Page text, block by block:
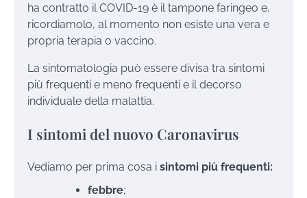
ha contratto il COVID-19 è il tampone faringeo e,
ricordiamolo, al momento non esiste una vera e
propria terapia o vaccino.
La sintomatologia può essere divisa tra sintomi
più frequenti e meno frequenti e il decorso
individuale della malattia.
I sintomi del nuovo Caronavirus
Vediamo per prima cosa i sintomi più frequenti:
febbre;